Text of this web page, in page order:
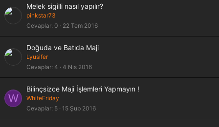
Melek sigilli nasıl yapılır?
pinkstar73
Cevaplar 0 22 Tem 2016
Doğuda ve Batıda Maji
Lyusifer
Cevaplar 4 4 Nis 2016
W
Bilinçsizce Maji İşlemleri Yapmayın !
WhiteFriday
Cevaplar 5 15 Şub 2016